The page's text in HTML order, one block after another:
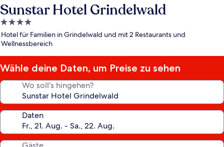
Sunstar Hotel Grindelwald
4.0-
Sterne-
Unterkunft
Hotel für Familien in Grindelwald und mit 2 Restaurants und
Wellnessbereich
Wähle deine Daten, um Preise zu sehen
Wo soll’s hingehen?
Daten